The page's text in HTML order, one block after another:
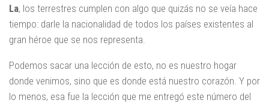
La, los terrestres cumplen con algo que quizás no se veía hace
tiempo: darle la nacionalidad de todos los países existentes al
gran héroe que se nos representa.
Podemos sacar una lección de esto, no es nuestro hogar
donde venimos, sino que es donde está nuestro corazón. Y por
lo menos, esa fue la lección que me entregó este número del